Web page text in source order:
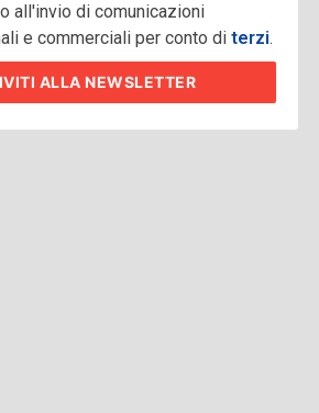
all'invio di comunicazioni
e commerciali per conto diterzi.
ALLA NEWSLETTER